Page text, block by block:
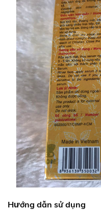
Hướng dẫn sử dụng